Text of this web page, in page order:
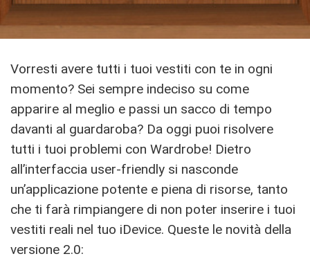
Vorresti avere tutti i tuoi vestiti con te in ogni
momento? Sei sempre indeciso su come
apparire al meglio e passi un sacco di tempo
davanti al guardaroba? Da oggi puoi risolvere
tutti i tuoi problemi con Wardrobe! Dietro
all’interfaccia user-friendly si nasconde
un’applicazione potente e piena di risorse, tanto
che ti farà rimpiangere di non poter inserire i tuoi
vestiti reali nel tuo iDevice. Queste le novità della
versione 2.0: